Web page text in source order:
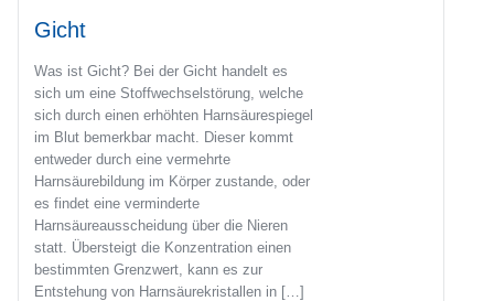
Gicht
Was ist Gicht? Bei der Gicht handelt es
sich um eine Stoffwechselstörung, welche
sich durch einen erhöhten Harnsäurespiegel
im Blut bemerkbar macht. Dieser kommt
entweder durch eine vermehrte
Harnsäurebildung im Körper zustande, oder
es findet eine verminderte
Harnsäureausscheidung über die Nieren
statt. Übersteigt die Konzentration einen
bestimmten Grenzwert, kann es zur
Entstehung von Harnsäurekristallen in […]